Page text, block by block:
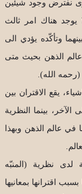
نفترض وجود شيئين
يوجد هناك امر ثالث
وتأكّده يؤدي الى
الذهن بحيث متى
(رحمه الله).
يقع الاقتران بين
الآخر، بينما النظرية
في عالم الذهن وبهذا
لدى نظرية (المنبّه
اقترانها بمعانيها